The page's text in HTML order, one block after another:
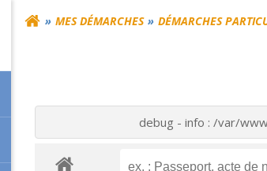
MES DÉMARCHES DÉMARCHES
debug - info : /var/